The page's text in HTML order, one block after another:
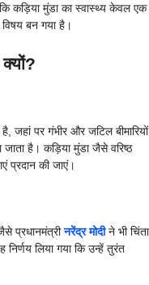
कड़िया मुंडा का स्वास्थ्य केवल एक
विषय बन गया है।
जहां पर गंभीर और जटिल बीमारियों
जाता है। कड़िया मुंडा जैसे वरिष्ठ
प्रदान की जाएं।
प्रधानमंत्रीनरेंद्र मोदीने भी चिंता
लिया गया कि उन्हें तुरंत